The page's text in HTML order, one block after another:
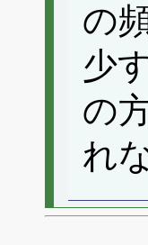
の
少
の
れ